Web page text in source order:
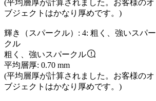
(平均層厚が計算されました。お客様のオ
ブジェクトはかなり厚めです。)
輝き（スパークル）: 4: 粗く、強いスパー
クル
粗く、強いスパークル
平均層厚: 0.70 mm
(平均層厚が計算されました。お客様のオ
ブジェクトはかなり厚めです。)